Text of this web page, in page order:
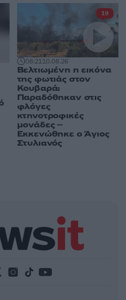
08:2110.08.26
Βελτιωμένη η εικόνα
της φωτιάς στον
Κουβαρά:
Παραδόθηκαν στις
φλόγες
κτηνοτροφικές
μονάδες –
Εκκενώθηκε ο Άγιος
Στυλιανός
19